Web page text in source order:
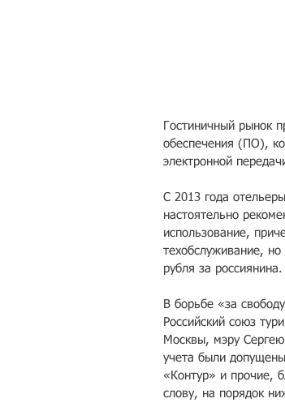
Гостиничный рынок
обеспечения (ПО),
электронной
С 2013 года
настоятельно
использование,
техобслуживание,
рубля за россиянина.
В борьбе «за
Российский союз
Москвы, мэру
учета были
«Контур» и прочие,
слову, на порядок